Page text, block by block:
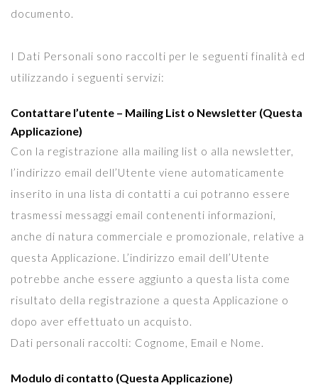
documento.
I Dati Personali sono raccolti per le seguenti finalità ed
utilizzando i seguenti servizi:
Contattare l’utente – Mailing List o Newsletter (Questa
Applicazione)
Con la registrazione alla mailing list o alla newsletter,
l’indirizzo email dell’Utente viene automaticamente
inserito in una lista di contatti a cui potranno essere
trasmessi messaggi email contenenti informazioni,
anche di natura commerciale e promozionale, relative a
questa Applicazione. L’indirizzo email dell’Utente
potrebbe anche essere aggiunto a questa lista come
risultato della registrazione a questa Applicazione o
dopo aver effettuato un acquisto.
Dati personali raccolti: Cognome, Email e Nome.
Modulo di contatto (Questa Applicazione)